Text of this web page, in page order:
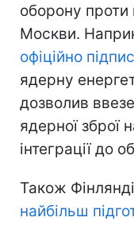
оборону
Москви.
офіційно
ядерну
дозволив
ядерної зброї
інтеграції до
Також
найбільш